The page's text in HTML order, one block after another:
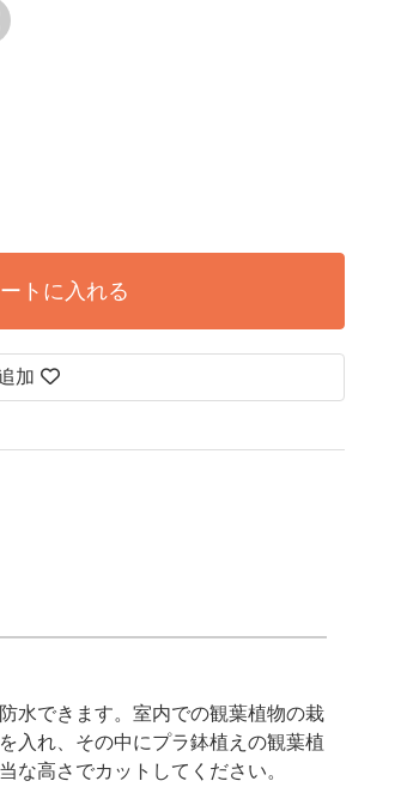
トに入れる
加
水できます。室内での観葉植物の栽
入れ、その中にプラ鉢植えの観葉植
高さでカットしてください。